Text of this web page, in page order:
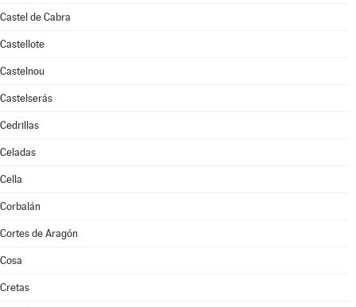
Castel de Cabra
Castellote
Castelnou
Castelserás
Cedrillas
Celadas
Cella
Corbalán
Cortes de Aragón
Cosa
Cretas